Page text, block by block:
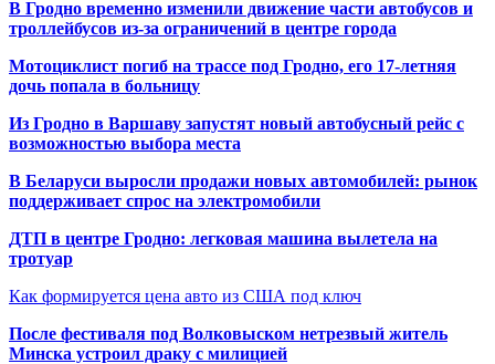
В Гродно временно изменили движение части автобусов и
троллейбусов из-за ограничений в центре города
Мотоциклист погиб на трассе под Гродно, его 17-летняя
дочь попала в больницу
Из Гродно в Варшаву запустят новый автобусный рейс с
возможностью выбора места
В Беларуси выросли продажи новых автомобилей: рынок
поддерживает спрос на электромобили
ДТП в центре Гродно: легковая машина вылетела на
тротуар
Как формируется цена авто из США под ключ
После фестиваля под Волковыском нетрезвый житель
Минска устроил драку с милицией